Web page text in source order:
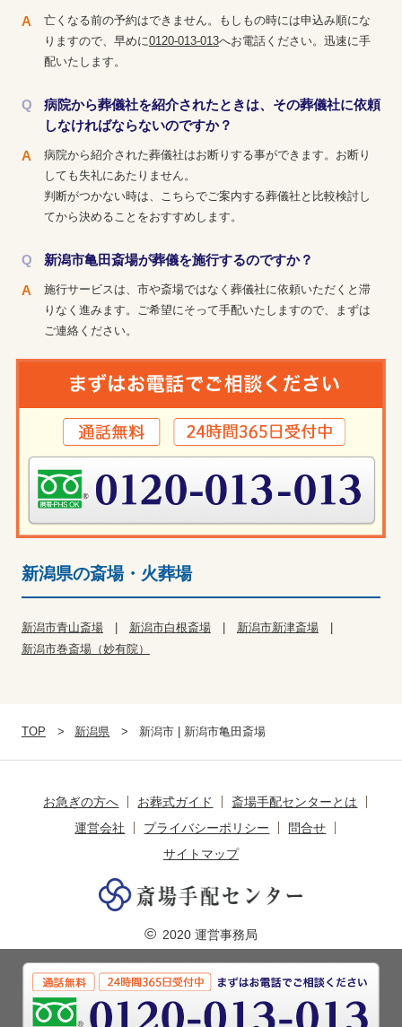
亡くなる前の予約はできません。もしもの時には申込み順にな
りますので、早めに0120-013-013へお電話ください。迅速に手
配いたします。
病院から葬儀社を紹介されたときは、その葬儀社に依頼
しなければならないのですか？
病院から紹介された葬儀社はお断りする事ができます。お断り
しても失礼にあたりません。
判断がつかない時は、こちらでご案内する葬儀社と比較検討し
てから決めることをおすすめします。
新潟市亀田斎場が葬儀を施行するのですか？
施行サービスは、市や斎場ではなく葬儀社に依頼いただくと滞
りなく進みます。ご希望にそって手配いたしますので、まずは
ご連絡ください。
新潟県の斎場・火葬場
新潟市青山斎場 新潟市白根斎場
新潟市新津斎場
新潟市巻斎場（妙有院）
TOP 新潟県 新潟市 | 新潟市亀田斎場
お急ぎの方へ お葬式ガイド
斎場手配センターとは
運営会社
プライバシーポリシー
問合せ
サイトマップ
© 2020 運営事務局